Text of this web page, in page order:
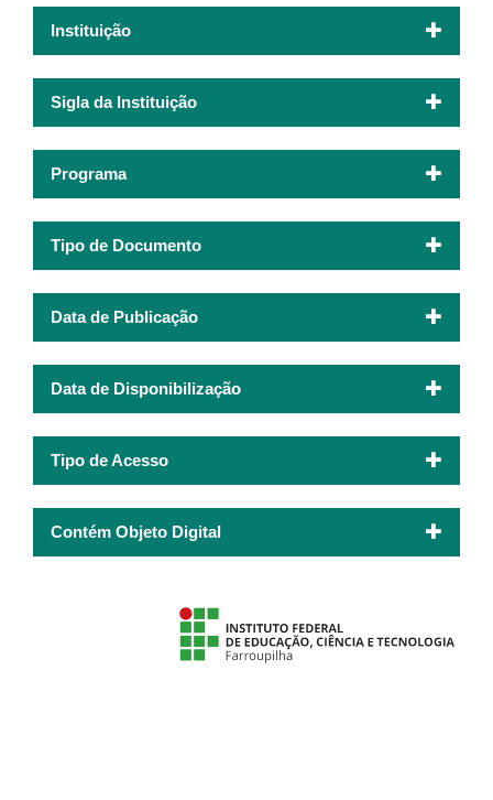
Instituição
Sigla da Instituição
Programa
Tipo de Documento
Data de Publicação
Data de Disponibilização
Tipo de Acesso
Contém Objeto Digital